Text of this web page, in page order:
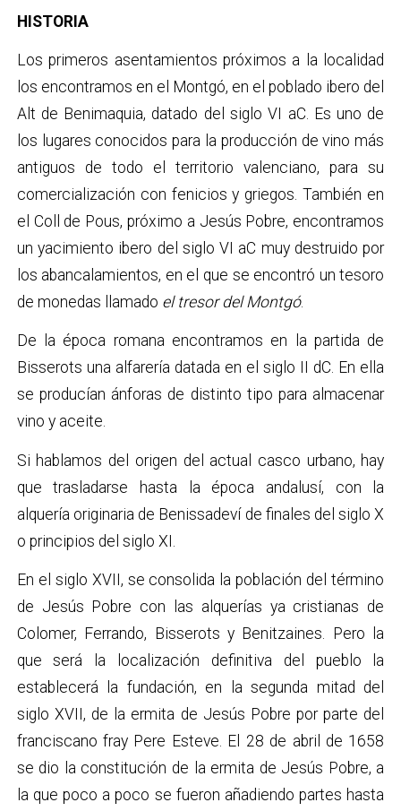
HISTORIA
Los primeros asentamientos próximos a la localidad
los encontramos en el Montgó, en el poblado ibero del
Alt de Benimaquia, datado del siglo VI aC. Es uno de
los lugares conocidos para la producción de vino más
antiguos de todo el territorio valenciano, para su
comercialización con fenicios y griegos. También en
el Coll de Pous, próximo a Jesús Pobre, encontramos
un yacimiento ibero del siglo VI aC muy destruido por
los abancalamientos, en el que se encontró un tesoro
de monedas llamado el tresor del Montgó.
De la época romana encontramos en la partida de
Bisserots una alfarería datada en el siglo II dC. En ella
se producían ánforas de distinto tipo para almacenar
vino y aceite.
Si hablamos del origen del actual casco urbano, hay
que trasladarse hasta la época andalusí, con la
alquería originaria de Benissadeví de finales del siglo X
o principios del siglo XI.
En el siglo XVII, se consolida la población del término
de Jesús Pobre con las alquerías ya cristianas de
Colomer, Ferrando, Bisserots y Benitzaines. Pero la
que será la localización definitiva del pueblo la
establecerá la fundación, en la segunda mitad del
siglo XVII, de la ermita de Jesús Pobre por parte del
franciscano fray Pere Esteve. El 28 de abril de 1658
se dio la constitución de la ermita de Jesús Pobre, a
la que poco a poco se fueron añadiendo partes hasta